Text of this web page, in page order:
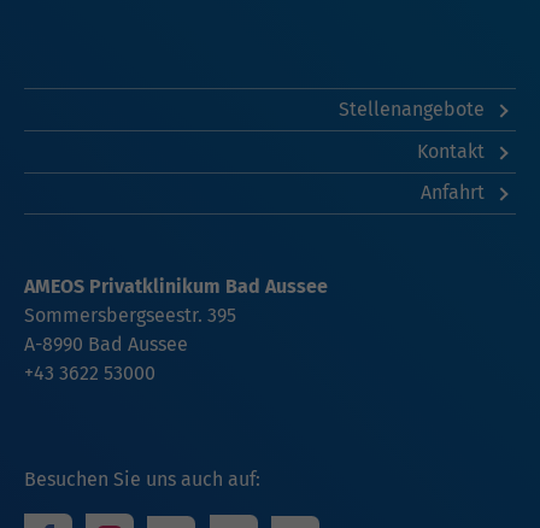
Stellenangebote
Kontakt
Anfahrt
Besuchen Sie uns auch auf:
AMEOS Privatklinikum Bad Aussee
Sommersbergseestr. 395
A-8990 Bad Aussee
+43 3622 53000